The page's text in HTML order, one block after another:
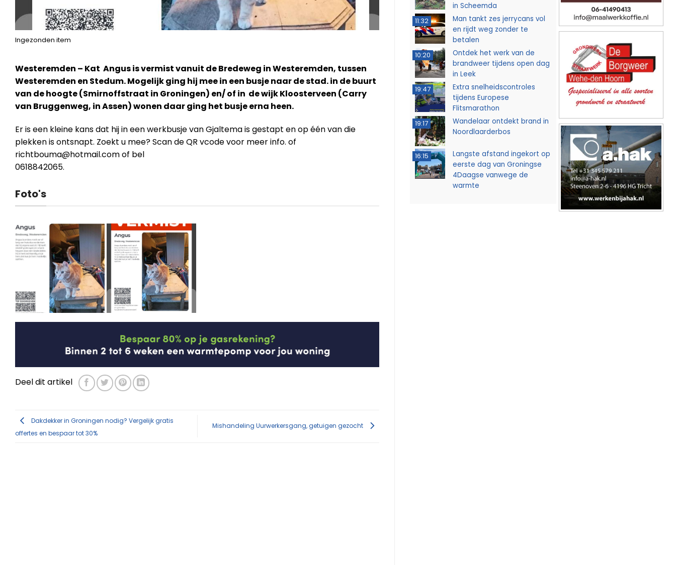
Ingezonden item
Westeremden – Kat Angus is vermist vanuit de Bredeweg in Westeremden, tussen
Westeremden en Stedum. Mogelijk ging hij mee in een busje naar de stad. in de buurt
van de hoogte (Smirnoffstraat in Groningen) en/ of in de wijk Kloosterveen (Carry
van Bruggenweg, in Assen) wonen daar ging het busje erna heen.
Er is een kleine kans dat hij in een werkbusje van Gjaltema is gestapt en op één van die
plekken is ontsnapt. Zoekt u mee? Scan de QR vcode voor meer info. of
richtbouma@hotmail.comof bel
0618842065.
Foto's
Deel dit artikel
Dakdekker in Groningen nodig? Vergelijk gratis
offertes en bespaar tot 30%
Mishandeling Uurwerkersgang, getuigen gezocht
in Scheemda
11:32
Man tankt zes jerrycans vol
en rijdt weg zonder te
betalen
10:20
Ontdek het werk van de
brandweer tijdens open dag
in Leek
19:47
Extra snelheidscontroles
tijdens Europese
Flitsmarathon
19:17
Wandelaar ontdekt brand in
Noordlaarderbos
16:15
Langste afstand ingekort op
eerste dag van Groningse
4Daagse vanwege de
warmte